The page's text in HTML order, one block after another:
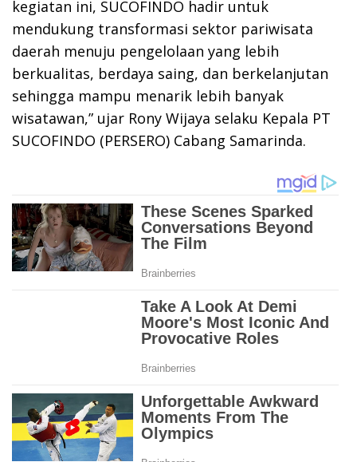
kegiatan ini, SUCOFINDO hadir untuk
mendukung transformasi sektor pariwisata
daerah menuju pengelolaan yang lebih
berkualitas, berdaya saing, dan berkelanjutan
sehingga mampu menarik lebih banyak
wisatawan,” ujar Rony Wijaya selaku Kepala PT
SUCOFINDO (PERSERO) Cabang Samarinda.